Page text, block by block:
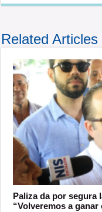
Related Articles
Paliza da por segura
“Volveremos a ganar